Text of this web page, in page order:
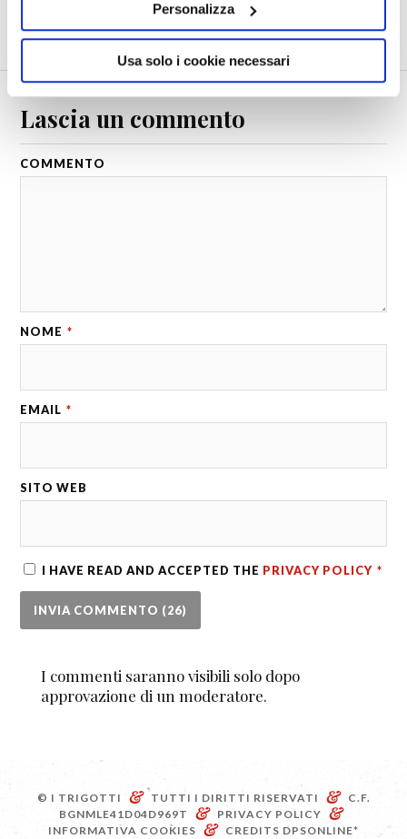
Personalizza
Usa solo i cookie necessari
Europa. Italia. Torino. Venaria
Lascia un commento
COMMENTO
NOME *
EMAIL *
SITO WEB
I HAVE READ AND ACCEPTED THE PRIVACY POLICY *
I commenti saranno visibili solo dopo
approvazione di un moderatore.
© I TRIGOTTI & TUTTI I DIRITTI RISERVATI &
C.F.
BGNMLE41D04D969T
& PRIVACY POLICY &
INFORMATIVA COOKIES & CREDITS DPSONLINE*